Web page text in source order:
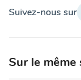
Suivez-nous sur
Sur le même